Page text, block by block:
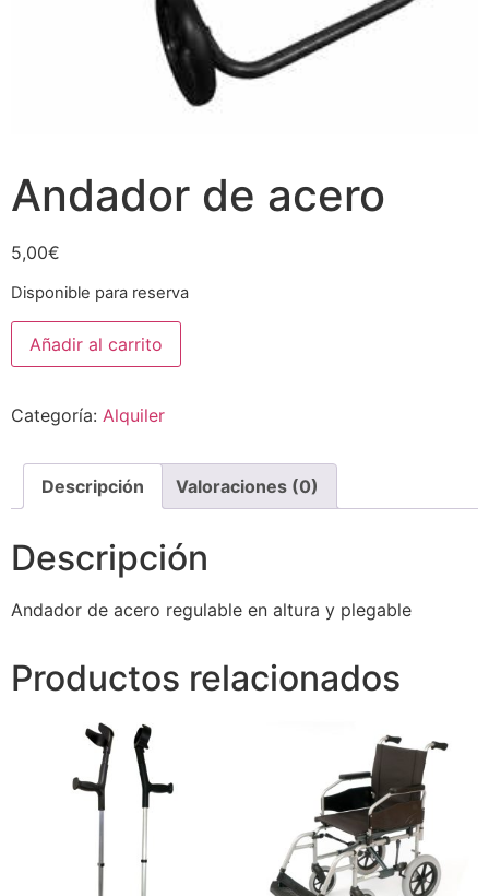
Andador de acero
5,00€
Disponible para reserva
Andador
de
acero
Añadir al carrito
Categoría: Alquiler
Descripción Valoraciones (0)
Descripción
Andador de acero regulable en altura y plegable
Productos relacionados